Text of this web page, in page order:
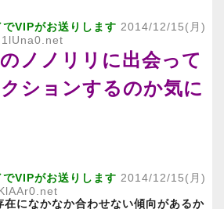
VIPがお送りします 2014/12/15(月)
ノノリリに出会って
ションするのか気に
VIPがお送りします 2014/12/15(月)
在になかなか合わせない傾向があるか